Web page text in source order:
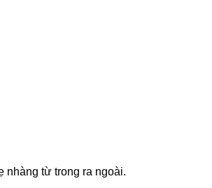
nhàng từ trong ra ngoài.